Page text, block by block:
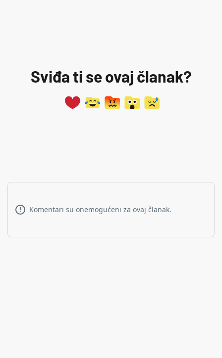
Sviđa ti se ovaj članak?
! Komentari su onemogućeni za ovaj članak.